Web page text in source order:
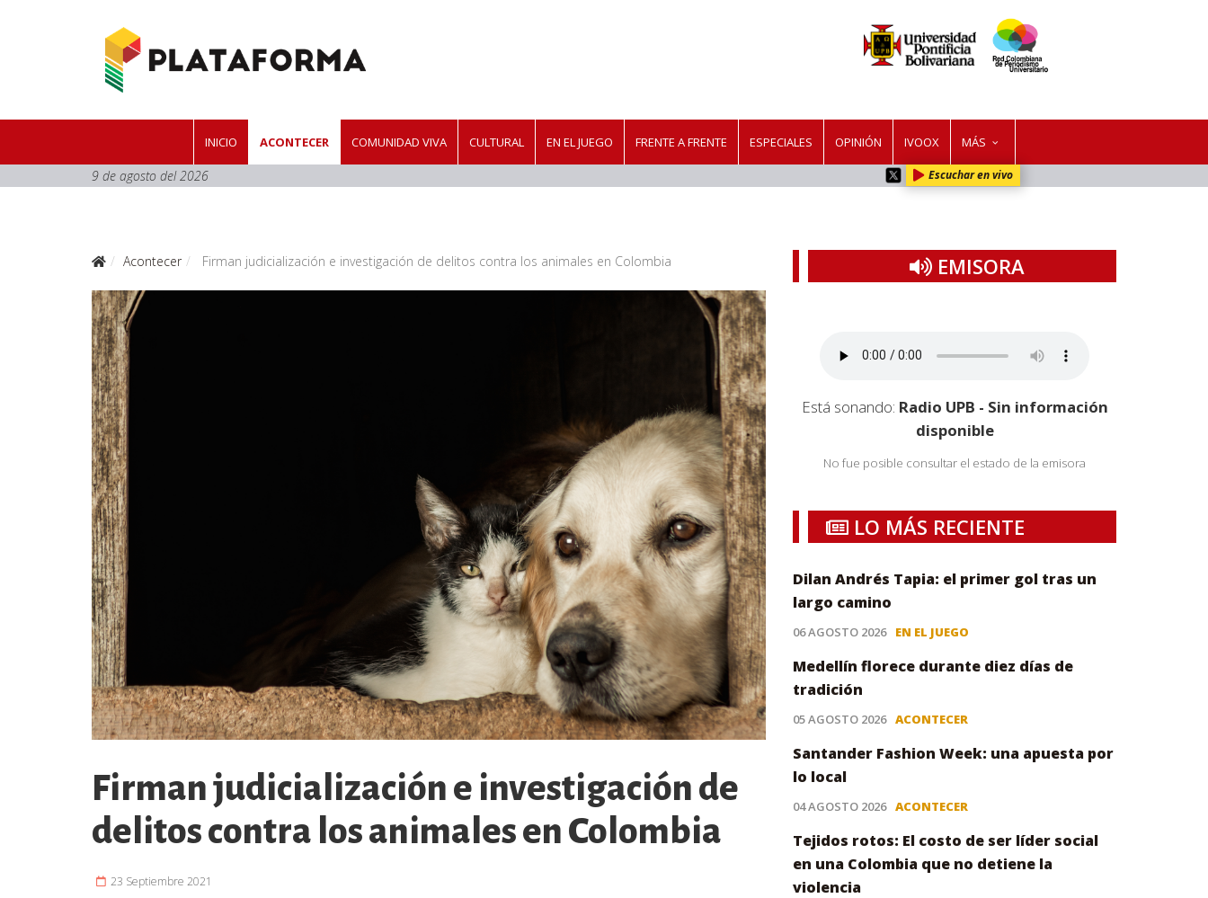
INICIO ACONTECER COMUNIDAD VIVA CULTURAL EN EL JUEGO FRENTE A FRENTE ESPECIALES OPINIÓN IVOOX MÁS
9 de agosto del 2026 Escuchar en vivo
Acontecer Firman judicialización e investigación de delitos contra los animales en Colombia
Firman judicialización e investigación de
delitos contra los animales en Colombia
23 Septiembre 2021
EMISORA
Está sonando: Radio UPB - Sin información
disponible
No fue posible consultar el estado de la emisora
LO MÁS RECIENTE
Dilan Andrés Tapia: el primer gol tras un
largo camino
06 AGOSTO 2026 EN EL JUEGO
Medellín florece durante diez días de
tradición
05 AGOSTO 2026 ACONTECER
Santander Fashion Week: una apuesta por
lo local
04 AGOSTO 2026 ACONTECER
Tejidos rotos: El costo de ser líder social
en una Colombia que no detiene la
violencia